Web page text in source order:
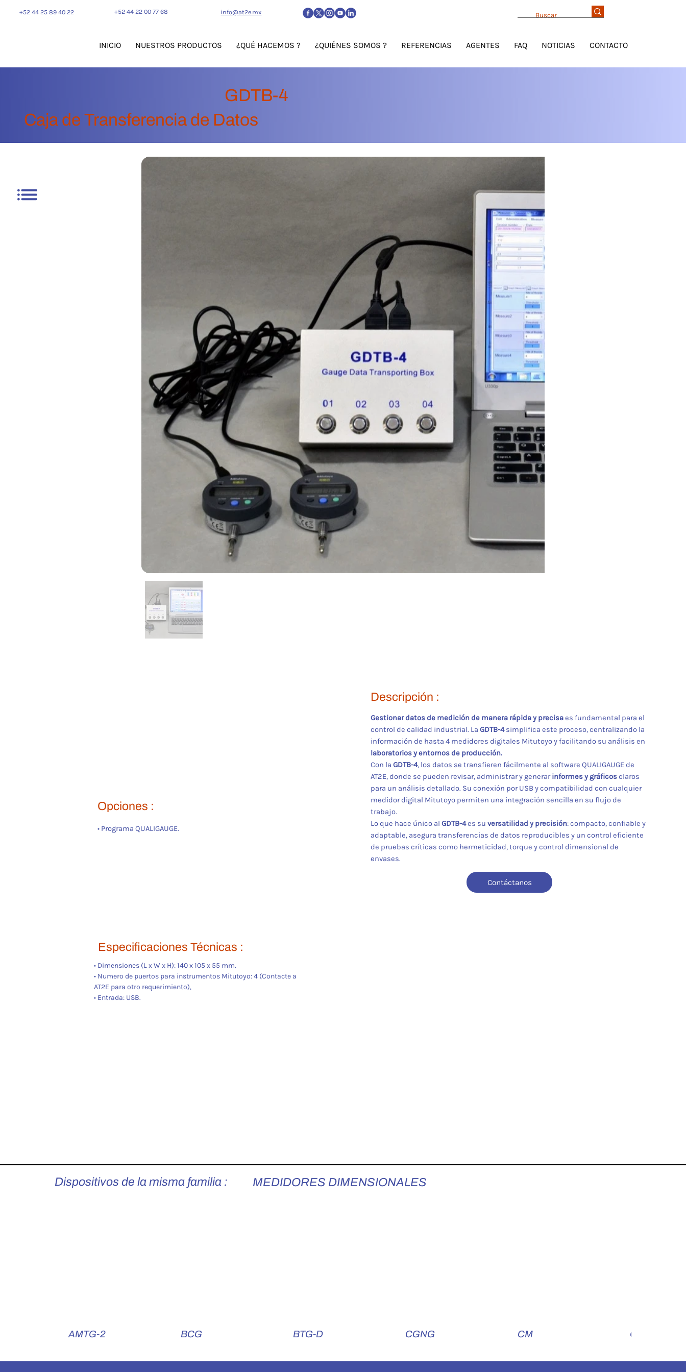
+52 44 25 89 40 22 +52 44 22 00 77 68 info@at2e.mx
INICIO NUESTROS PRODUCTOS ¿QUÉ HACEMOS ? ¿QUIÉNES SOMOS ? REFERENCIAS AGENTES FAQ NOTICIAS CONTACTO
GDTB-4
Caja de Transferencia de Datos
Descripción :
Gestionar datos de medición de manera rápida y precisaes fundamental para el
control de calidad industrial. La GDTB-4simplifica este proceso, centralizando la
información de hasta 4 medidores digitales Mitutoyo y facilitando su análisis en
laboratorios y entornos de producción.
Con la GDTB-4, los datos se transfieren fácilmente al software QUALIGAUGE de
AT2E, donde se pueden revisar, administrar y generarinformes y gráficosclaros
para un análisis detallado. Su conexión por USB y compatibilidad con cualquier
medidor digital Mitutoyo permiten una integración sencilla en su flujo de
trabajo.
Lo que hace único al GDTB-4es su versatilidad y precisión: compacto, confiable y
adaptable, asegura transferencias de datos reproducibles y un control eficiente
de pruebas críticas como hermeticidad, torque y control dimensional de
envases.
Contáctanos
Opciones :
• Programa QUALIGAUGE.
Especificaciones Técnicas :
• Dimensiones (L x W x H): 140 x 105 x 55 mm.
• Numero de puertos para instrumentos Mitutoyo: 4 (Contacte a
AT2E para otro requerimiento),
• Entrada: USB.
AMTG-2 BCG BTG-D CGNG CM Calibrador
Dispositivos de la misma familia : MEDIDORES DIMENSIONALES